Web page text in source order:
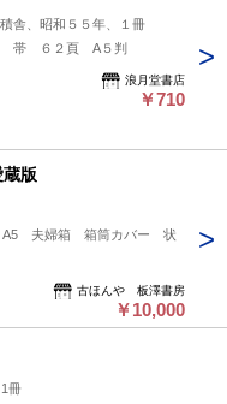
舎、昭和５５年、１冊
帯 ６２頁 A５判
浪月堂書店
￥710
版
A5 夫婦箱 箱筒カバー 状
古ほんや 板澤書房
￥10,000
冊